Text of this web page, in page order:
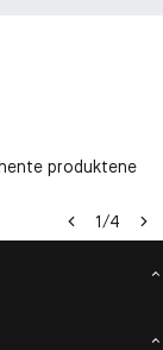
produktene
1/4